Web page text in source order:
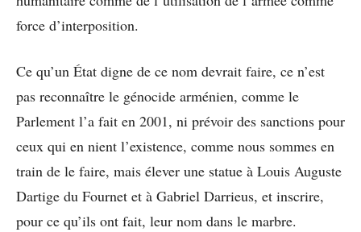
force d’interposition.
Ce qu’un État digne de ce nom devrait faire, ce n’est
pas reconnaître le génocide arménien, comme le
Parlement l’a fait en 2001, ni prévoir des sanctions pour
ceux qui en nient l’existence, comme nous sommes en
train de le faire, mais élever une statue à Louis Auguste
Dartige du Fournet et à Gabriel Darrieus, et inscrire,
pour ce qu’ils ont fait, leur nom dans le marbre.